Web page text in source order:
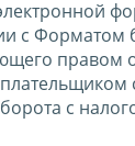
с
правом
с